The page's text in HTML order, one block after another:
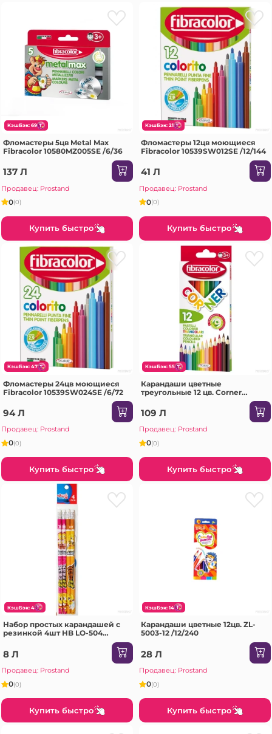
КэшБэк: 69
Фломастеры 5цв Metal Max
Fibracolor 10580MZ005SE /6/36
137 Л
Продавец: Prostand
0(0)
Купить быстро
КэшБэк: 21
Фломастеры 12цв моющиеся
Fibracolor 10539SW012SE /12/144
41 Л
Продавец: Prostand
0(0)
Купить быстро
КэшБэк: 47
Фломастеры 24цв моющиеся
Fibracolor 10539SW024SE /6/72
94 Л
Продавец: Prostand
0(0)
Купить быстро
КэшБэк: 55
Карандаши цветные
треугольные 12 цв. Corner
1/20/120
109 Л
Продавец: Prostand
0(0)
Купить быстро
КэшБэк: 4
Набор простых карандашей с
резинкой 4шт HB LO-504
8 Л
Продавец: Prostand
0(0)
Купить быстро
КэшБэк: 14
Карандаши цветные 12цв. ZL-
5003-12 /12/240
28 Л
Продавец: Prostand
0(0)
Купить быстро